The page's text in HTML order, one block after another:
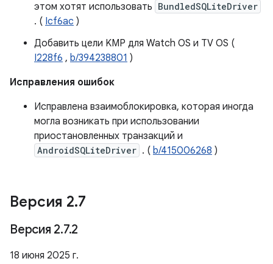
этом хотят использовать BundledSQLiteDriver
. ( Icf6ac )
Добавить цели KMP для Watch OS и TV OS (
I228f6 , b/394238801 )
Исправления ошибок
Исправлена ​​взаимоблокировка, которая иногда
могла возникать при использовании
приостановленных транзакций и
AndroidSQLiteDriver . ( b/415006268 )
Версия 2.7
Версия 2.7.2
18 июня 2025 г.